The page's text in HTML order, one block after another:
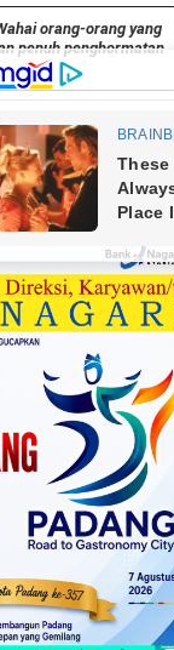
orang-orang yang
penuh penghormatan
PARIWARA
GO